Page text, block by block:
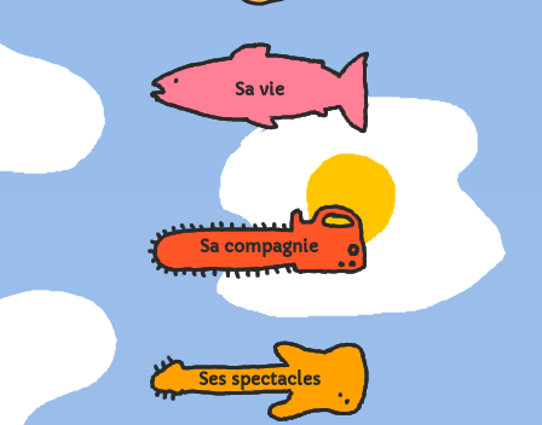
Sa vie
Sa compagnie
Ses spectacles